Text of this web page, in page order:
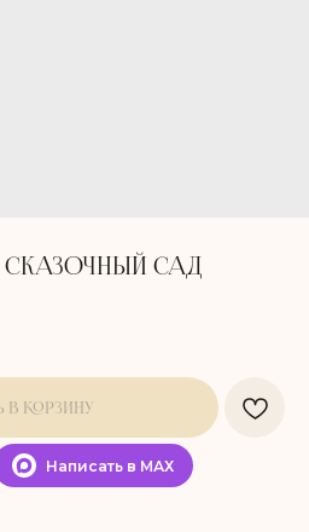
САД
В КОРЗИНУ
Написать в МАХ